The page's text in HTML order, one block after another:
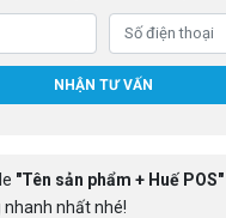
NHẬN TƯ VẤN
"Tên sản phẩm + Huế POS"
nhất nhé!